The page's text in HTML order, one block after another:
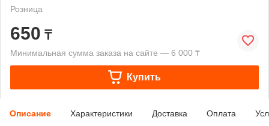
Розница
650 ₸
Минимальная сумма заказа на сайте — 6 000 ₸
Купить
Описание Характеристики Доставка Оплата